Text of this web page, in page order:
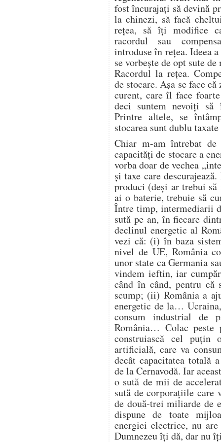
fost încurajați să devină
la chinezi, să facă
rețea, să îți modifice
racordul sau
introduse în rețea. Ideea
se vorbește de opt sute
Racordul la rețea.
de stocare. Așa se face
curent, care îl face
deci suntem nevoiți să
Printre altele, se
stocarea sunt dublu
Chiar m-am întrebat
capacități de stocare a
vorba doar de vechea
și taxe care
produci (deși ar trebui
ai o baterie, trebuie să
Între timp, intermediarii
sută pe an, în fiecare
declinul energetic al
vezi că: (i) în baza
nivel de UE, România
unor state ca Germania
vindem ieftin, iar
când în când, pentru că
scump; (ii) România a
energetic de la…
consum industrial de
România… Colac peste
construiască cel
artificială, care va
decât capacitatea totală
de la Cernavodă. Iar
o sută de mii de
sută de corporațiile
de două-trei miliarde de
dispune de toate
energiei electrice, nu
Dumnezeu îți dă, dar nu